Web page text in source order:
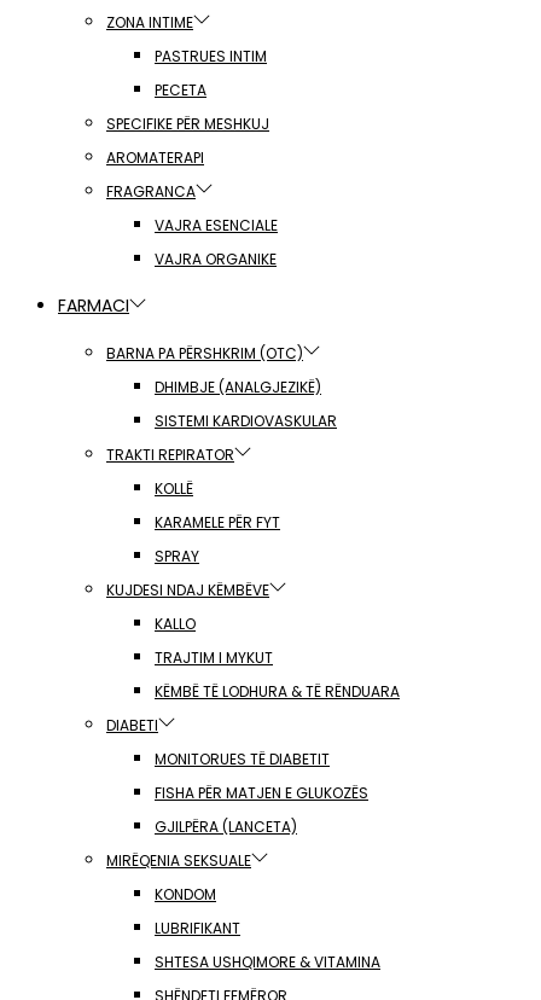
ZONA INTIME
PASTRUES INTIM
PECETA
SPECIFIKE PËR MESHKUJ
AROMATERAPI
FRAGRANCA
VAJRA ESENCIALE
VAJRA ORGANIKE
FARMACI
BARNA PA PËRSHKRIM (OTC)
DHIMBJE (ANALGJEZIKË)
SISTEMI KARDIOVASKULAR
TRAKTI REPIRATOR
KOLLË
KARAMELE PËR FYT
SPRAY
KUJDESI NDAJ KËMBËVE
KALLO
TRAJTIM I MYKUT
KËMBË TË LODHURA & TË RËNDUARA
DIABETI
MONITORUES TË DIABETIT
FISHA PËR MATJEN E GLUKOZËS
GJILPËRA (LANCETA)
MIRËQENIA SEKSUALE
KONDOM
LUBRIFIKANT
SHTESA USHQIMORE & VITAMINA
SHËNDETI FEMËROR